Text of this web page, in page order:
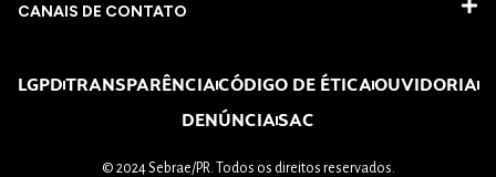
CANAIS DE CONTATO
LGPDTRANSPARÊNCIACÓDIGO DE ÉTICAOUVIDORIA
DENÚNCIASAC
© 2024 Sebrae/PR. Todos os direitos reservados.